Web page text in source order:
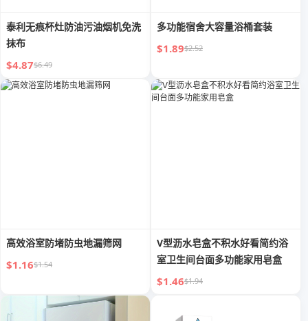
泰利无痕杯灶防油污油烟机免洗
抹布
$4.87$6.49
多功能宿舍大容量浴桶套装
$1.89$2.52
高效浴室防堵防虫地漏筛网
$1.16$1.54
V型沥水皂盒不积水好看简约浴
室卫生间台面多功能家用皂盒
$1.46$1.94